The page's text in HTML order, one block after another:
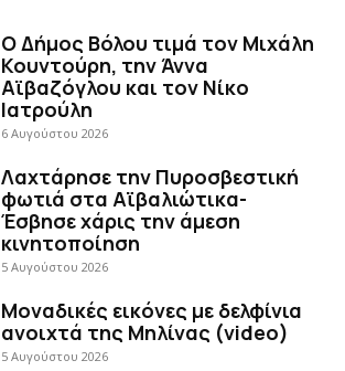
Ο Δήμος Βόλου τιμά τον Μιχάλη
Κουντούρη, την Άννα
Αϊβαζόγλου και τον Νίκο
Ιατρούλη
6 Αυγούστου 2026
Λαχτάρησε την Πυροσβεστική
φωτιά στα Αϊβαλιώτικα-
Έσβησε χάρις την άμεση
κινητοποίηση
5 Αυγούστου 2026
Μοναδικές εικόνες με δελφίνια
ανοιχτά της Μηλίνας (video)
5 Αυγούστου 2026